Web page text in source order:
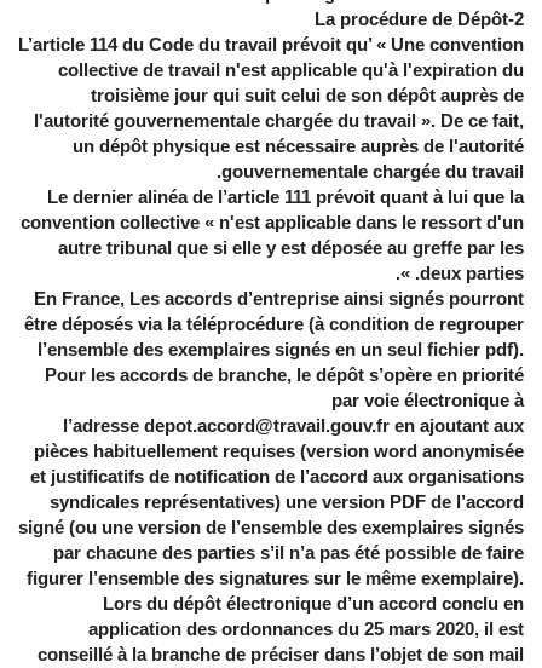
2-La procédure de Dépôt
L’article 114 du Code du travail prévoit qu’ « Une convention
collective de travail n'est applicable qu'à l'expiration du
troisième jour qui suit celui de son dépôt auprès de
l'autorité gouvernementale chargée du travail ». De ce fait,
un dépôt physique est nécessaire auprès de l'autorité
gouvernementale chargée du travail.
Le dernier alinéa de l’article 111 prévoit quant à lui que la
convention collective « n'est applicable dans le ressort d'un
autre tribunal que si elle y est déposée au greffe par les
deux parties. ».
En France, Les accords d’entreprise ainsi signés pourront
être déposés via la téléprocédure (à condition de regrouper
l’ensemble des exemplaires signés en un seul fichier pdf).
Pour les accords de branche, le dépôt s’opère en priorité
par voie électronique à
l’adresse depot.accord@travail.gouv.fr en ajoutant aux
pièces habituellement requises (version word anonymisée
et justificatifs de notification de l’accord aux organisations
syndicales représentatives) une version PDF de l’accord
signé (ou une version de l’ensemble des exemplaires signés
par chacune des parties s’il n’a pas été possible de faire
figurer l’ensemble des signatures sur le même exemplaire).
Lors du dépôt électronique d’un accord conclu en
application des ordonnances du 25 mars 2020, il est
conseillé à la branche de préciser dans l’objet de son mail